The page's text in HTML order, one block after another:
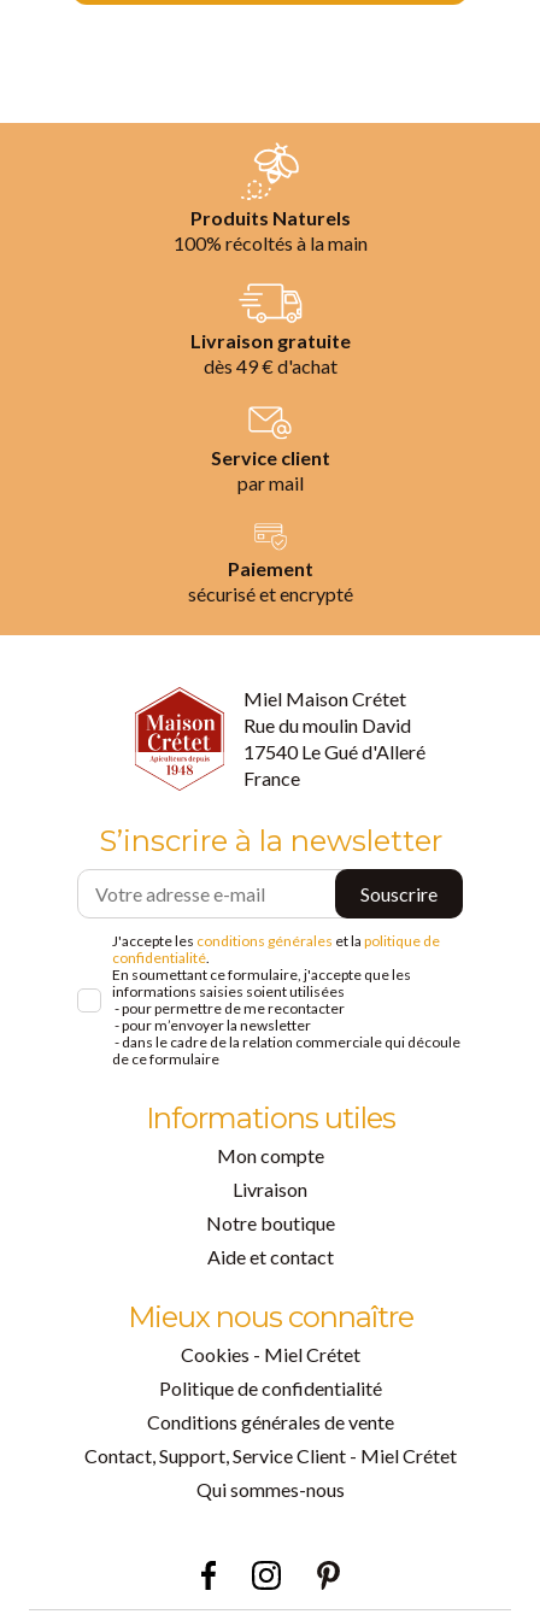
Produits Naturels
100% récoltés à la main
Livraison gratuite
dès 49 € d'achat
Service client
par mail
Paiement
sécurisé et encrypté
Miel Maison Crétet
Rue du moulin David
17540 Le Gué d'Alleré
France
Informations utiles
Mon compte
Livraison
Notre boutique
Aide et contact
Mieux nous connaître
Cookies - Miel Crétet
Politique de confidentialité
Conditions générales de vente
Contact, Support, Service Client - Miel Crétet
Qui sommes-nous
S’inscrire à la newsletter
J'accepte les conditions générales et la politique de
confidentialité
En soumettant ce formulaire, j'accepte que les
informations saisies soient utilisées
- pour permettre de me recontacter
- pour m’envoyer la newsletter
- dans le cadre de la relation commerciale qui découle
de ce formulaire
Facebook Pinterest
Instagram